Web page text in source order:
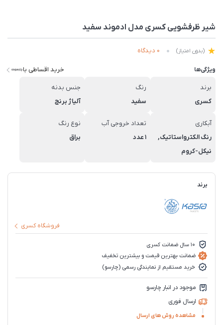
شیر ظرفشویی کسری مدل ادموند سفید
(بدون امتیاز) 0 دیدگاه
ویژگی‌ها خرید اقساطی با
برند
کسری
رنگ
سفید
جنس بدنه
آلیاژ برنج
آبکاری
رنگ الکترواستاتیک,
نیکل-کروم
تعداد خروجی آب
1 عدد
نوع رنگ
براق
برند
فروشگاه کسری
10 سال ضمانت کسری
ضمانت بهترین قیمت و بیشترین تخفیف
خرید مستقیم از نمایندگی رسمی (چارسو)
موجود در انبار چارسو
ارسال فوری
مشاهده روش های ارسال